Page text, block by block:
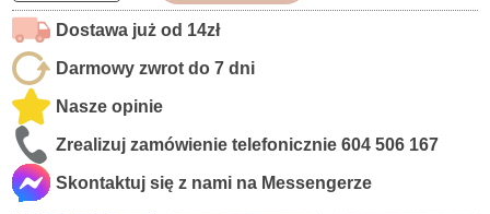
Dostawa już od 14zł
Darmowy zwrot do 7 dni
Nasze opinie
Zrealizuj zamówienie telefonicznie604 506 167
Skontaktuj się z nami na Messengerze